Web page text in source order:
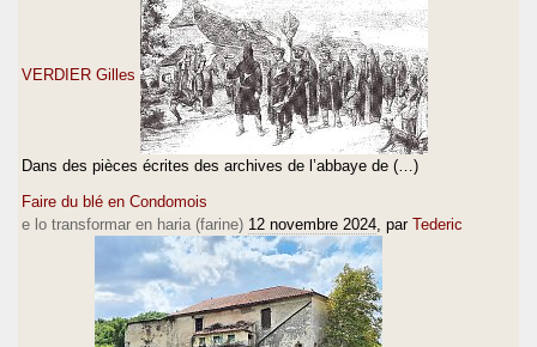
VERDIER Gilles
Dans des pièces écrites des archives de l’abbaye de (…)
Faire du blé en Condomois
e lo transformar en haria (farine) 12 novembre 2024 , par Tederic